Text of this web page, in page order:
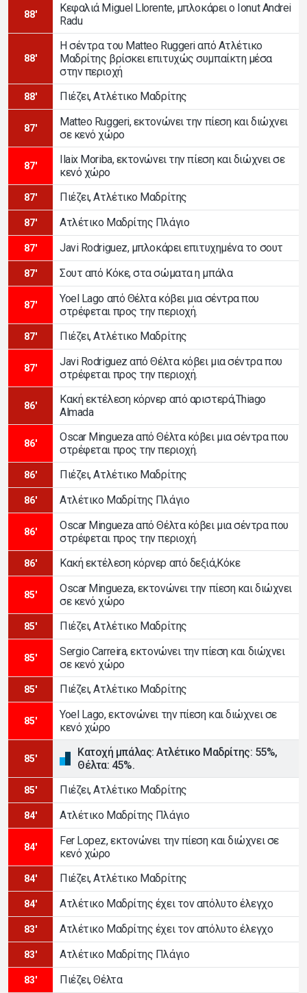
88'
Κεφαλιά Miguel Llorente, μπλοκάρει ο Ionut Andrei
Radu
88'
Η σέντρα του Matteo Ruggeri από Ατλέτικο
Μαδρίτης βρίσκει επιτυχώς συμπαίκτη μέσα
στην περιοχή
88' Πιέζει, Ατλέτικο Μαδρίτης
87'
Matteo Ruggeri, εκτονώνει την πίεση και διώχνει
σε κενό χώρο
87'
Ilaix Moriba, εκτονώνει την πίεση και διώχνει σε
κενό χώρο
87' Πιέζει, Ατλέτικο Μαδρίτης
87' Ατλέτικο Μαδρίτης Πλάγιο
87' Javi Rodriguez, μπλοκάρει επιτυχημένα το σουτ
87' Σουτ από Κόκε, στα σώματα η μπάλα
87'
Yoel Lago από Θέλτα κόβει μια σέντρα που
στρέφεται προς την περιοχή.
87' Πιέζει, Ατλέτικο Μαδρίτης
87'
Javi Rodriguez από Θέλτα κόβει μια σέντρα που
στρέφεται προς την περιοχή.
86'
Κακή εκτέλεση κόρνερ από αριστερά,Thiago
Almada
86'
Oscar Mingueza από Θέλτα κόβει μια σέντρα που
στρέφεται προς την περιοχή.
86' Πιέζει, Ατλέτικο Μαδρίτης
86' Ατλέτικο Μαδρίτης Πλάγιο
86'
Oscar Mingueza από Θέλτα κόβει μια σέντρα που
στρέφεται προς την περιοχή.
86' Κακή εκτέλεση κόρνερ από δεξιά,Κόκε
85'
Oscar Mingueza, εκτονώνει την πίεση και διώχνει
σε κενό χώρο
85' Πιέζει, Ατλέτικο Μαδρίτης
85'
Sergio Carreira, εκτονώνει την πίεση και διώχνει
σε κενό χώρο
85' Πιέζει, Ατλέτικο Μαδρίτης
85'
Yoel Lago, εκτονώνει την πίεση και διώχνει σε
κενό χώρο
85'
Κατοχή μπάλας: Ατλέτικο Μαδρίτης: 55%,
Θέλτα: 45%.
85' Πιέζει, Ατλέτικο Μαδρίτης
84' Ατλέτικο Μαδρίτης Πλάγιο
84'
Fer Lopez, εκτονώνει την πίεση και διώχνει σε
κενό χώρο
84' Πιέζει, Ατλέτικο Μαδρίτης
84' Ατλέτικο Μαδρίτης έχει τον απόλυτο έλεγχο
83' Ατλέτικο Μαδρίτης έχει τον απόλυτο έλεγχο
83' Ατλέτικο Μαδρίτης Πλάγιο
83' Πιέζει, Θέλτα